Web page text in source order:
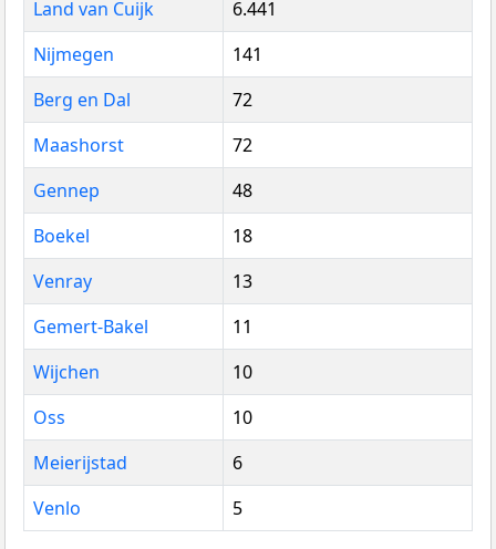
Land van Cuijk
6.441
Nijmegen
141
Berg en Dal
72
Maashorst
72
Gennep
48
Boekel
18
Venray
13
Gemert-Bakel
11
Wijchen
10
Oss
10
Meierijstad
6
Venlo
5